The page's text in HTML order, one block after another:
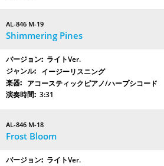
AL-846 M-19
Shimmering Pines
ライトVer.
イージーリスニング
アコースティックピアノ/ハープシコード
3:31
AL-846 M-18
Frost Bloom
ライトVer.